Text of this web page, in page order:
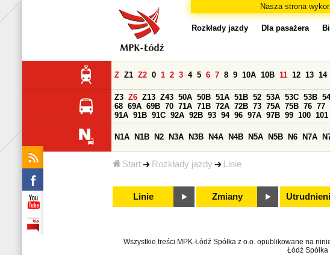
Nasza strona
Start Rozkłady jazdy Linie
Rozkłady jazdy Dla pasażera
Z Z1 Z2 0 1 2 3 4 5 6 7 8 9 10A 10B 11 12 13 14
Z3 Z6 Z13 Z43 50A 50B 51A 51B 52 53A 53C 53B
68 69A 69B 70 71A 71B 72A 72B 73 75A 75B 76 77
91A 91B 91C 92A 92B 93 94 96 97A 97B 99 100 101
N1A N1B N2 N3A N3B N4A N4B N5A N5B N6 N7A
Linie Zmiany
Wszystkie treści MPK-Łódź Spółka z o.o. opublikowane na
Łódź